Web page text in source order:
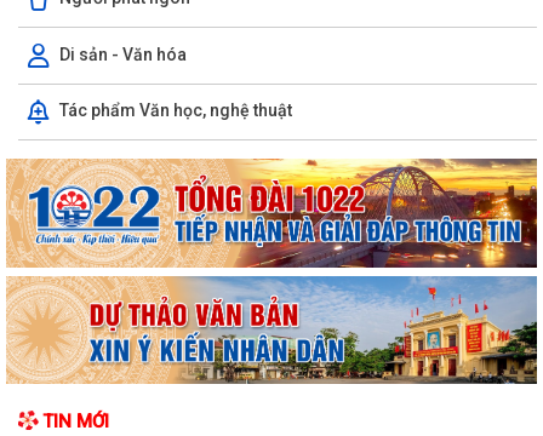
Di sản - Văn hóa
Tác phẩm Văn học, nghệ thuật
TIN MỚI
Phường Ngô Quyền đẩy mạnh công tác phòng, chống ma túy và nhân
rộng các mô hình an ninh trật tự tại...
THƯ CẢM ƠN – NIỀM TIN CỦA NHÂN DÂN DÀNH CHO CHÍNH QUYỀN
PHƯỜNG NGÔ QUYỀN: PHÁT HUY SỨC MẠNH TỔNG HỢP CỦA CẢ HỆ
THỐNG CHÍNH TRỊ TRONG CÔNG TÁC PHÒNG, CHỐNG...
HỘI NGHỊ GIAO BAN CÔNG TÁC GIÁO DỤC, TRIỂN KHAI NHIỆM VỤ
TRỌNG TÂM QUÝ III/2026 , CHUẨN BỊ NĂM HỌC...
HỌP THỨ 4